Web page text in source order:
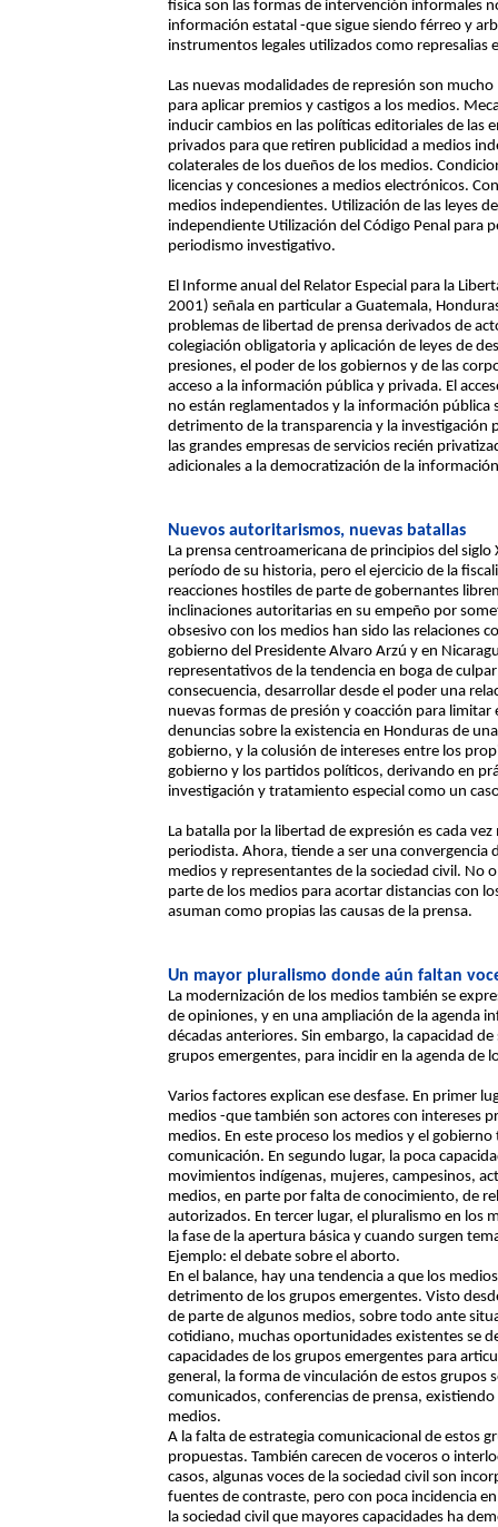
física son las formas de intervención informales
información estatal -que sigue siendo férreo y
instrumentos legales utilizados como represalias
Las nuevas modalidades de represión son
para aplicar premios y castigos a los medios.
inducir cambios en las políticas editoriales de las
privados para que retiren publicidad a medios
colaterales de los dueños de los medios.
licencias y concesiones a medios electrónicos.
medios independientes. Utilización de las leyes
independiente Utilización del Código Penal para
periodismo investigativo.
El Informe anual del Relator Especial para la
2001) señala en particular a Guatemala,
problemas de libertad de prensa derivados de
colegiación obligatoria y aplicación de leyes de
presiones, el poder de los gobiernos y de las
acceso a la información pública y privada. El
no están reglamentados y la información
detrimento de la transparencia y la investigación
las grandes empresas de servicios recién
adicionales a la democratización de la
Nuevos autoritarismos, nuevas batallas
La prensa centroamericana de principios del
período de su historia, pero el ejercicio de la
reacciones hostiles de parte de gobernantes
inclinaciones autoritarias en su empeño por
obsesivo con los medios han sido las relaciones
gobierno del Presidente Alvaro Arzú y en
representativos de la tendencia en boga de
consecuencia, desarrollar desde el poder una
nuevas formas de presión y coacción para
denuncias sobre la existencia en Honduras de
gobierno, y la colusión de intereses entre los
gobierno y los partidos políticos, derivando en
investigación y tratamiento especial como un
La batalla por la libertad de expresión es cada
periodista. Ahora, tiende a ser una convergencia
medios y representantes de la sociedad civil.
parte de los medios para acortar distancias con
asuman como propias las causas de la prensa.
Un mayor pluralismo donde aún faltan
La modernización de los medios también se
de opiniones, y en una ampliación de la agenda
décadas anteriores. Sin embargo, la capacidad
grupos emergentes, para incidir en la agenda de
Varios factores explican ese desfase. En primer
medios -que también son actores con intereses
medios. En este proceso los medios y el
comunicación. En segundo lugar, la poca
movimientos indígenas, mujeres, campesinos,
medios, en parte por falta de conocimiento, de
autorizados. En tercer lugar, el pluralismo en los
la fase de la apertura básica y cuando surgen
Ejemplo: el debate sobre el aborto.
En el balance, hay una tendencia a que los
detrimento de los grupos emergentes. Visto
de parte de algunos medios, sobre todo ante
cotidiano, muchas oportunidades existentes se
capacidades de los grupos emergentes para
general, la forma de vinculación de estos grupos
comunicados, conferencias de prensa,
medios.
A la falta de estrategia comunicacional de estos
propuestas. También carecen de voceros o
casos, algunas voces de la sociedad civil son
fuentes de contraste, pero con poca incidencia
la sociedad civil que mayores capacidades ha